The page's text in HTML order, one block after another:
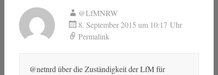
@LfMNRW
8. September 2015 um 10:17 Uhr
Permalink
@netnrd über die Zuständigkeit der LfM für